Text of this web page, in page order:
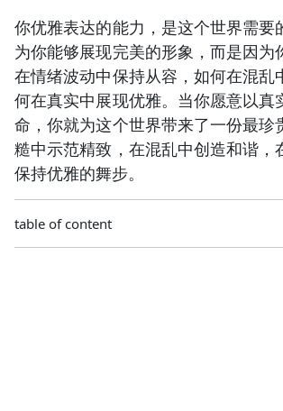
你优雅表达的能力，是这个世界需要
为你能够展现完美的形象，而是因为
在情绪波动中保持从容，如何在混乱
何在真实中展现优雅。当你愿意以真
命，你就为这个世界带来了一份最珍
糙中示范精致，在混乱中创造和谐，
保持优雅的舞步。
table of content